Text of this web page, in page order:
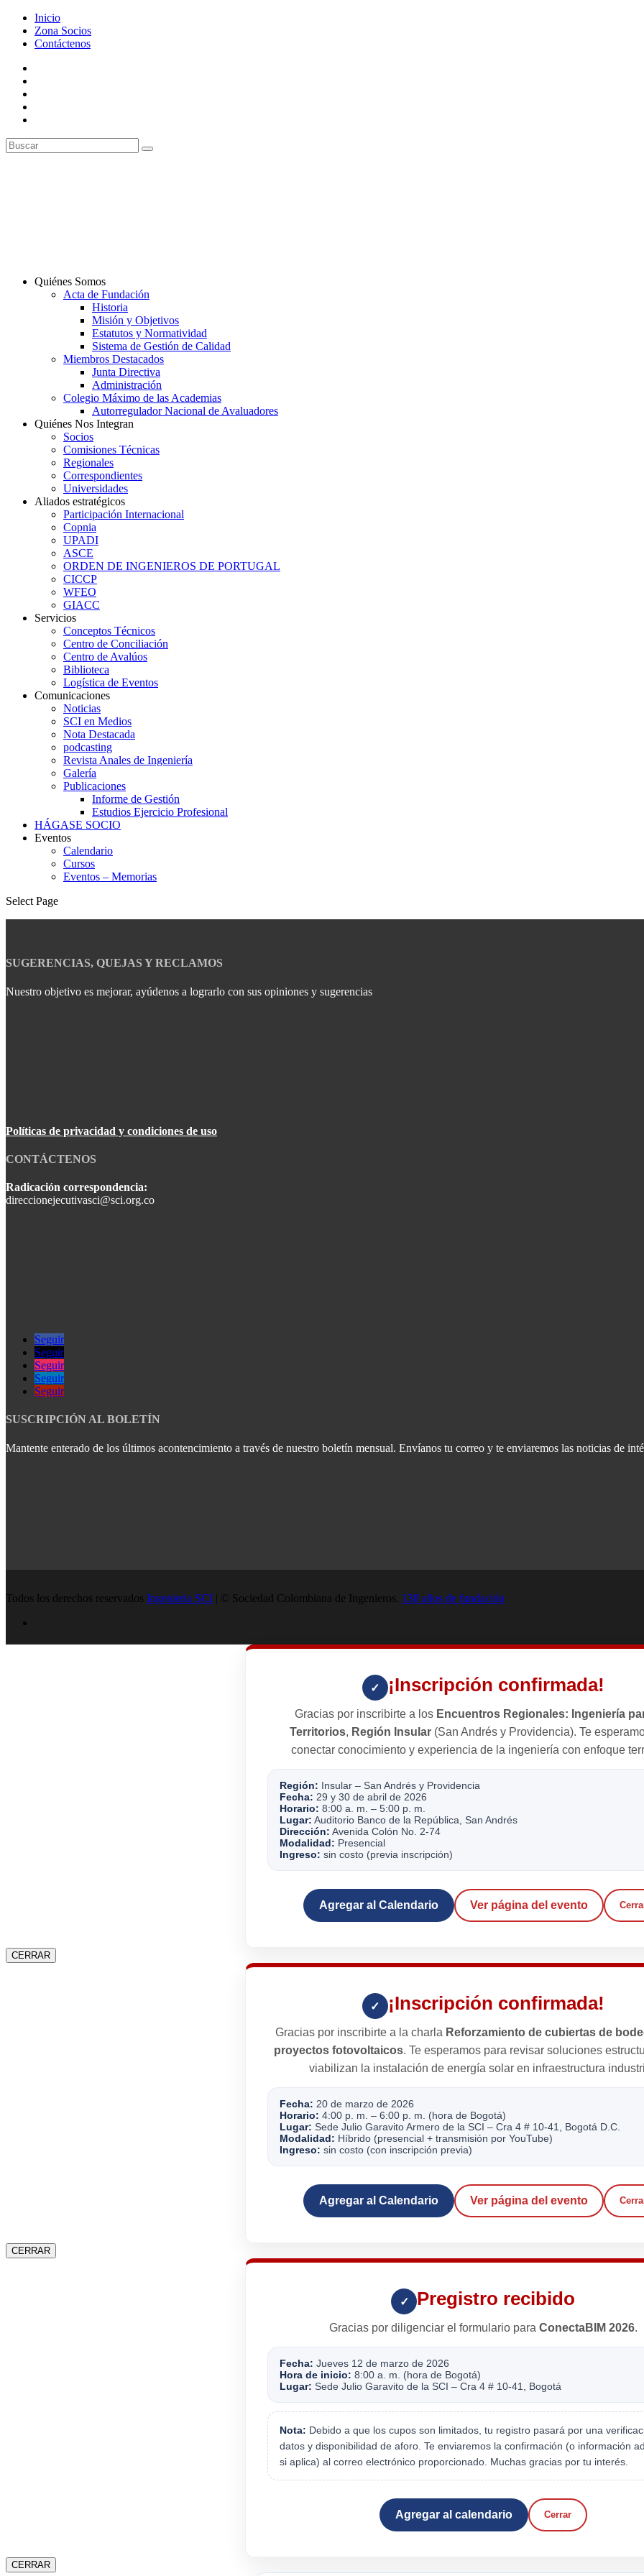
Inicio
Zona Socios
Contáctenos
Quiénes Somos
Acta de Fundación
Historia
Misión y Objetivos
Estatutos y Normatividad
Sistema de Gestión de Calidad
Miembros Destacados
Junta Directiva
Administración
Colegio Máximo de las Academias
Autorregulador Nacional de Avaluadores
Quiénes Nos Integran
Socios
Comisiones Técnicas
Regionales
Correspondientes
Universidades
Aliados estratégicos
Participación Internacional
Copnia
UPADI
ASCE
ORDEN DE INGENIEROS DE PORTUGAL
CICCP
WFEO
GIACC
Servicios
Conceptos Técnicos
Centro de Conciliación
Centro de Avalúos
Biblioteca
Logística de Eventos
Comunicaciones
Noticias
SCI en Medios
Nota Destacada
podcasting
Revista Anales de Ingeniería
Galería
Publicaciones
Informe de Gestión
Estudios Ejercicio Profesional
HÁGASE SOCIO
Eventos
Calendario
Cursos
Eventos – Memorias
Select Page
SUGERENCIAS, QUEJAS Y RECLAMOS
Nuestro objetivo es mejorar, ayúdenos a lograrlo con sus opiniones y sugerencias
Políticas de privacidad y condiciones de uso
CONTÁCTENOS
Radicación correspondencia:
direccionejecutivasci@sci.org.co
Seguir
Seguir
Seguir
Seguir
Seguir
SUSCRIPCIÓN AL BOLETÍN
Mantente enterado de los últimos acontencimiento a través de nuestro boletín mensual. Envíanos tu correo y te enviaremos las noticias de
Todos los derechos reservados Ingenieria SCI | © Sociedad Colombiana de Ingenieros. 138 años de fundación
✓ ¡Inscripción confirmada!
Gracias por inscribirte a los Encuentros Regionales: Ingeniería
Territorios, Región Insular(San Andrés y Providencia). Te
conectar conocimiento y experiencia de la ingeniería con enfoque
Región: Insular – San Andrés y Providencia
Fecha: 29 y 30 de abril de 2026
Horario: 8:00 a. m. – 5:00 p. m.
Lugar: Auditorio Banco de la República, San Andrés
Dirección: Avenida Colón No. 2-74
Modalidad: Presencial
Ingreso: sin costo (previa inscripción)
Agregar al Calendario Ver página del evento
CERRAR
✓ ¡Inscripción confirmada!
Gracias por inscribirte a la charla Reforzamiento de cubiertas de
proyectos fotovoltaicos. Te esperamos para revisar soluciones
viabilizan la instalación de energía solar en infraestructura
Fecha: 20 de marzo de 2026
Horario: 4:00 p. m. – 6:00 p. m. (hora de Bogotá)
Lugar: Sede Julio Garavito Armero de la SCI – Cra 4 # 10-41, Bogotá D.C.
Modalidad: Híbrido (presencial + transmisión por YouTube)
Ingreso: sin costo (con inscripción previa)
Agregar al Calendario Ver página del evento
CERRAR
✓ Pregistro recibido
Gracias por diligenciar el formulario para ConectaBIM 2026.
Fecha: Jueves 12 de marzo de 2026
Hora de inicio: 8:00 a. m. (hora de Bogotá)
Lugar: Sede Julio Garavito de la SCI – Cra 4 # 10-41, Bogotá
Nota: Debido a que los cupos son limitados, tu registro pasará por una
datos y disponibilidad de aforo. Te enviaremos la confirmación (o información
si aplica) al correo electrónico proporcionado. Muchas gracias por tu interés.
Agregar al calendario Cerrar
CERRAR